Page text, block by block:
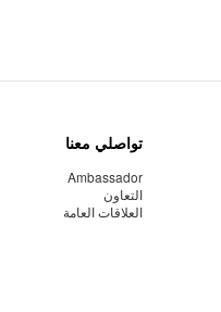
تواصلي معنا
Ambassador
التعاون
العلاقات العامة